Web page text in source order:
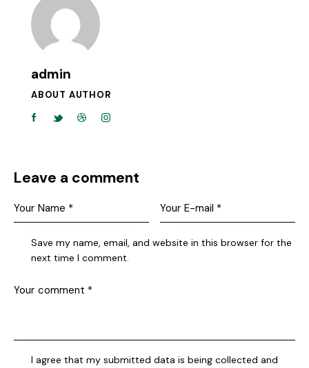
admin
ABOUT AUTHOR
Leave a comment
Save my name, email, and website in this browser for the
next time I comment.
I agree that my submitted data is being collected and